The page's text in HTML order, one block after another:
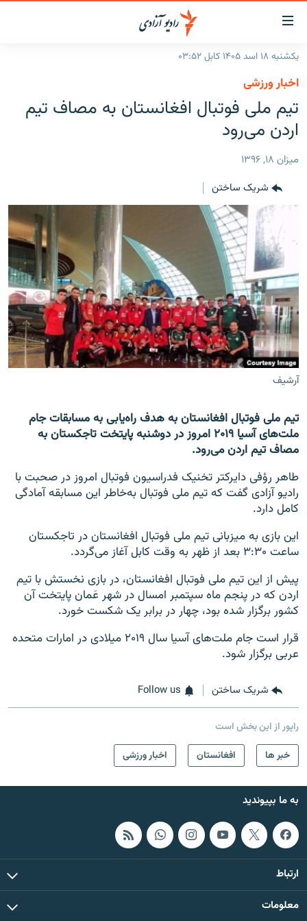
لینک‌های
قابل
دسترسی
به
متن
اصلی
بازگشت
منوی
مراجعه
صفحه
جستجو
گزارش‌ها
افغانستان
جهان
خبرها
مصاحبه‌ها
برنامه‌ها
مجموعه تصویری
ورزش
بحران مهاجرت
'کووید-۱۹'
تماس
صفحه پشتو
Azadi English
به ما بپیوندید
همۀ سایت‌های رادیو آزادی/ رادیو اروپای آزاد
یکشنبه ۱۸ اسد ۱۴۰۵ کابل ۰۳:۵۲
اخبار ورزشی
تیم ملی فوتبال افغانستان به مصاف تیم
اردن می‌رود
ميزان ۱۸, ۱۳۹۶
شریک ساختن
آرشیف
تیم ملی فوتبال افغانستان به هدف راه‌یابی به مسابقات جام
ملت‌های آسیا ۲۰۱۹ امروز در دوشنبه پایتخت تاجکستان به
مصاف تیم اردن می‌رود.
طاهر رؤفی دایرکتر تخنیک فدراسیون فوتبال امروز در صحبت با
رادیو آزادی گفت که تیم ملی فوتبال به‌خاطر این مسابقه آمادگی
کامل دارد.
این بازی به میزبانی تیم ملی فوتبال افغانستان در تاجکستان
ساعت ۳:۳۰ بعد از ظهر به وقت کابل آغاز می‌گردد.
پیش از این تیم ملی فوتبال افغانستان، در بازی نخستش با تیم
اردن که در پنجم ماه سپتمبر امسال در شهر عَمان پایتخت آن
کشور برگزار شده بود، چهار در برابر یک شکست خورد.
قرار است جام ملت‌های آسیا سال ۲۰۱۹ میلادی در امارات متحده
عربی برگزار شود.
شریک ساختن Follow us
راپور از این بخش است
خبر ها
افغانستان اخبار ورزشی
به ما بپیوندید
ارتباط
معلومات